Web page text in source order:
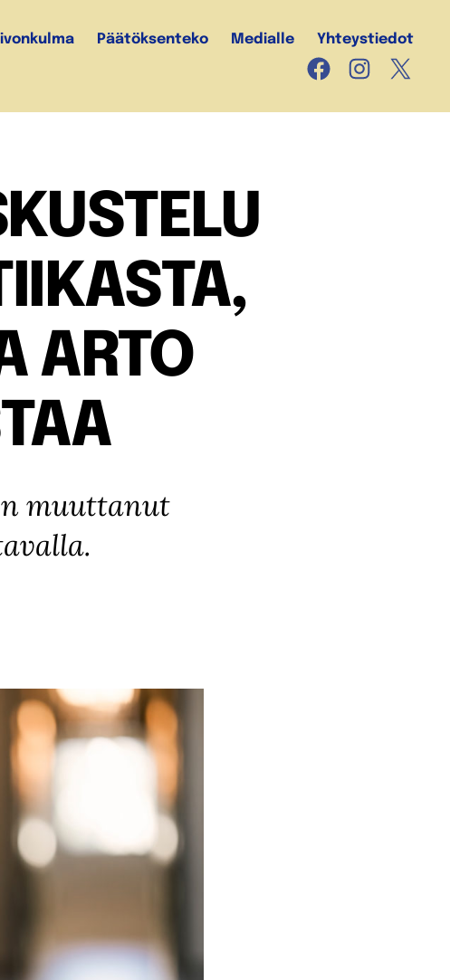
Päätöksenteko Medialle Yhteystiedot
FacebookInstagram
X
ARTO
muuttanut